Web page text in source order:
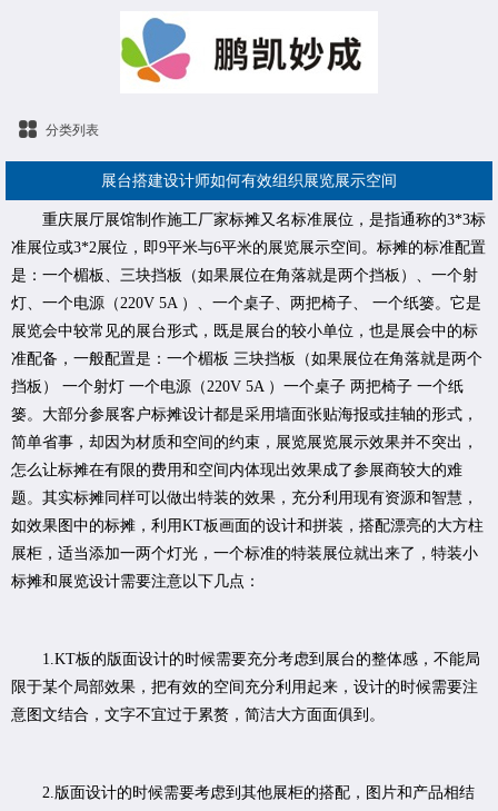
分类列表
展台搭建设计师如何有效组织展览展示空间
重庆展厅展馆制作施工厂家标摊又名标准展位，是指通称的3*3标
准展位或3*2展位，即9平米与6平米的展览展示空间。标摊的标准配置
是：一个楣板、三块挡板（如果展位在角落就是两个挡板）、一个射
灯、一个电源（220V 5A ）、一个桌子、两把椅子、 一个纸篓。它是
展览会中较常见的展台形式，既是展台的较小单位，也是展会中的标
准配备，一般配置是：一个楣板 三块挡板（如果展位在角落就是两个
挡板） 一个射灯 一个电源（220V 5A ）一个桌子 两把椅子 一个纸
篓。大部分参展客户标摊设计都是采用墙面张贴海报或挂轴的形式，
简单省事，却因为材质和空间的约束，展览展览展示效果并不突出，
怎么让标摊在有限的费用和空间内体现出效果成了参展商较大的难
题。其实标摊同样可以做出特装的效果，充分利用现有资源和智慧，
如效果图中的标摊，利用KT板画面的设计和拼装，搭配漂亮的大方柱
展柜，适当添加一两个灯光，一个标准的特装展位就出来了，特装小
标摊和展览设计需要注意以下几点：
1.KT板的版面设计的时候需要充分考虑到展台的整体感，不能局
限于某个局部效果，把有效的空间充分利用起来，设计的时候需要注
意图文结合，文字不宜过于累赘，简洁大方面面俱到。
2.版面设计的时候需要考虑到其他展柜的搭配，图片和产品相结